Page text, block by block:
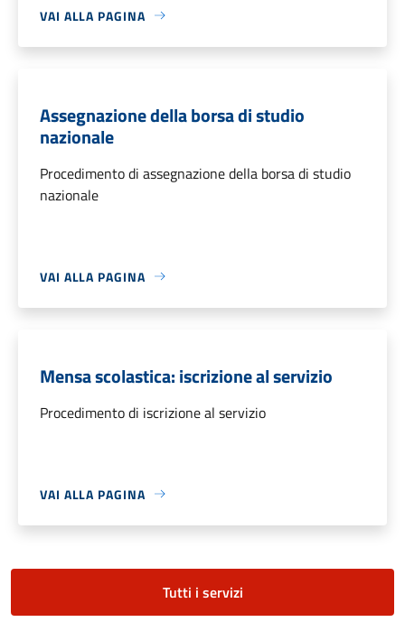
VAI ALLA PAGINA
Assegnazione della borsa di studio
nazionale
Procedimento di assegnazione della borsa di studio
nazionale
VAI ALLA PAGINA
Mensa scolastica: iscrizione al servizio
Procedimento di iscrizione al servizio
VAI ALLA PAGINA
Tutti i servizi